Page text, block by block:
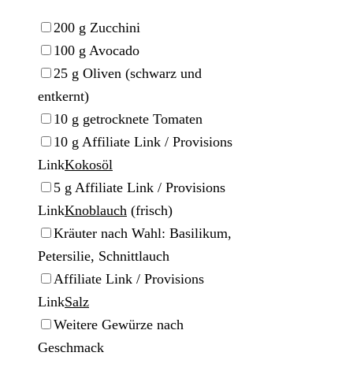
▢
200 g Zucchini
▢
100 g Avocado
▢
25 g Oliven (schwarz und
entkernt)
▢
10 g getrocknete Tomaten
▢
10 g Affiliate Link / Provisions
LinkKokosöl
▢
5 g Affiliate Link / Provisions
LinkKnoblauch (frisch)
▢
Kräuter nach Wahl: Basilikum,
Petersilie, Schnittlauch
▢
Affiliate Link / Provisions
LinkSalz
▢
Weitere Gewürze nach
Geschmack